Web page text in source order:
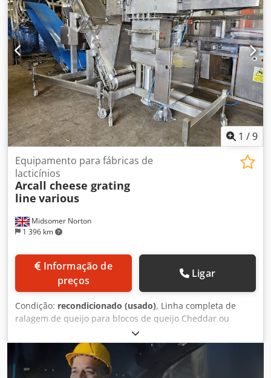
1 /9
Midsomer Norton
1 396 km
Equipamento para fábricas de
lacticínios
Arcall cheese grating
line various
preços
Ligar
Condição: recondicionado (usado), Linha completa de
ralagem de queijo para blocos de queijo Cheddar ou
Mozzarella. Os blocos de queijo são cortados em cubos e
introduzidos no ralador de queijo, subindo depois por um
transportador doseado com pó e tombado Djdpep T Tghsfx
Apwjwa Cortador de queijo Arcall, transportador de